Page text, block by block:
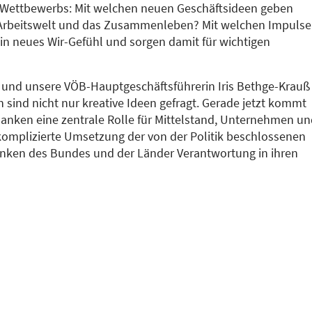
Mit welchen neuen Geschäftsideen geben
und das Zusammenleben? Mit welchen
neues Wir-Gefühl und sorgen damit für wichtigen
unsere VÖB-Hauptgeschäftsführerin Iris Bethge-
nicht nur kreative Ideen gefragt. Gerade jetzt kommt
eine zentrale Rolle für Mittelstand, Unternehmen
Umsetzung der von der Politik beschlossenen
des Bundes und der Länder Verantwortung in ihren